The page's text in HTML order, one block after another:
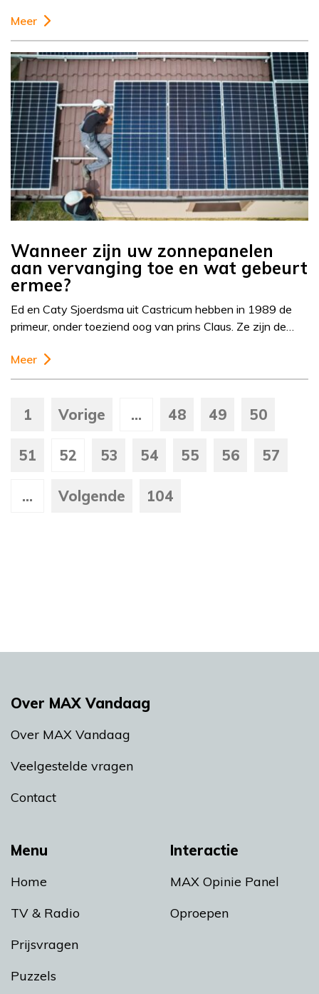
Meer
Wanneer zijn uw zonnepanelen
aan vervanging toe en wat gebeurt
ermee?
Ed en Caty Sjoerdsma uit Castricum hebben in 1989 de
primeur, onder toeziend oog van prins Claus. Ze zijn de…
Meer
1 Vorige ... 48 49 50
51 52 53 54 55 56 57
... Volgende 104
Menu
Home
TV & Radio
Prijsvragen
Puzzels
Interactie
MAX Opinie Panel
Oproepen
Over MAX Vandaag
Over MAX Vandaag
Veelgestelde vragen
Contact